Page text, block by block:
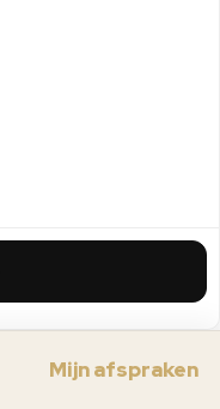
Mijn afspraken